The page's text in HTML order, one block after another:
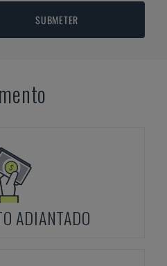
SUBMETER
ADIANTADO